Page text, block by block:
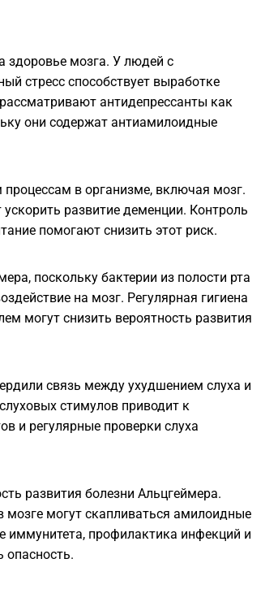
здоровье мозга. У людей с
стресс способствует выработке
антидепрессанты как
они содержат антиамилоидные
в организме, включая мозг.
развитие деменции. Контроль
помогают снизить этот риск.
поскольку бактерии из полости рта
на мозг. Регулярная гигиена
могут снизить вероятность развития
связь между ухудшением слуха и
стимулов приводит к
и регулярные проверки слуха
развития болезни Альцгеймера.
могут скапливаться амилоидные
профилактика инфекций и
опасность.